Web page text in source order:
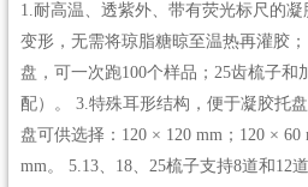
1.耐高温、透紫外、带有荧光标尺的
变形，无需将琼脂糖晾至温热再灌胶
盘，可一次跑100个样品；25齿梳子和
配）。 3.特殊耳形结构，便于凝胶托
盘可供选择：120 × 120 mm；120 × 60
mm。 5.13、18、25梳子支持8道和12